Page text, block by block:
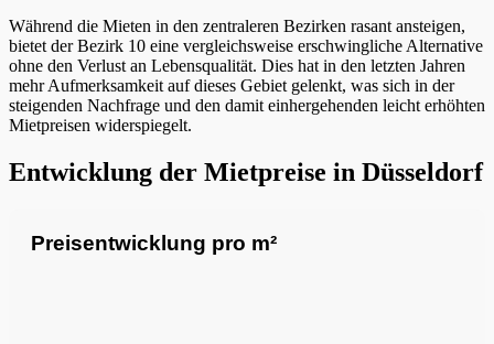
Während die Mieten in den zentraleren Bezirken rasant ansteigen,
bietet der Bezirk 10 eine vergleichsweise erschwingliche Alternative
ohne den Verlust an Lebensqualität. Dies hat in den letzten Jahren
mehr Aufmerksamkeit auf dieses Gebiet gelenkt, was sich in der
steigenden Nachfrage und den damit einhergehenden leicht erhöhten
Mietpreisen widerspiegelt.
Entwicklung der Mietpreise in Düsseldorf
Preisentwicklung pro m²